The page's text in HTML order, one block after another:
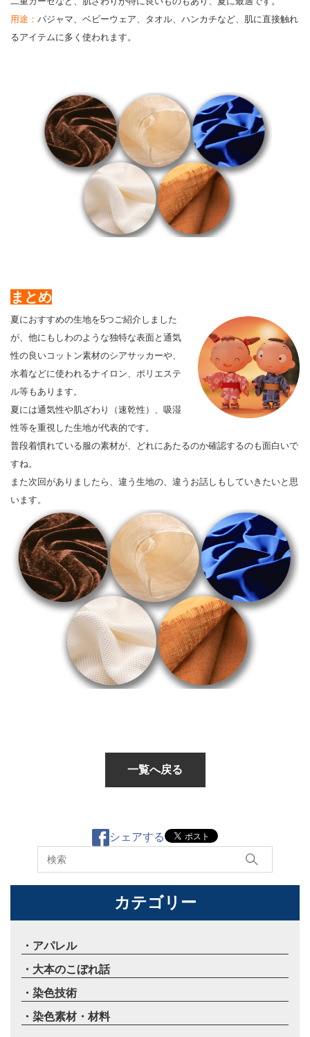
用途： パジャマ、ベビーウェア、タオル、ハンカチなど、肌に直接触れ
るアイテムに多く使われます。
まとめ
夏におすすめの生地を5つご紹介しました
が、他にもしわのような独特な表面と通気
性の良いコットン素材のシアサッカーや、
水着などに使われるナイロン、ポリエステ
ル等もあります。
夏には通気性や肌ざわり（速乾性）、吸湿
性等を重視した生地が代表的です。
普段着慣れている服の素材が、どれにあたるのか確認するのも面白いで
すね。
また次回がありましたら、違う生地の、違うお話しもしていきたいと思
います。
一覧へ戻る
シェアする
キーワードから探す
カテゴリー
アパレル
大本のこぼれ話
染色技術
染色素材・材料